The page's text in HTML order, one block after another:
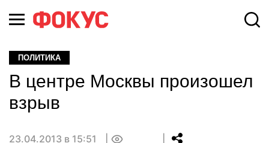
ПОЛИТИКА
В центре Москвы произошел
взрыв
23.04.2013 в 15:51